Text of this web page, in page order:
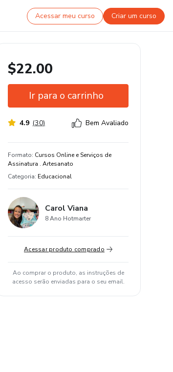
Acessar meu curso Criar um curso
$22.00
Ir para o carrinho
4.9 (30) Bem Avaliado
Certificado de conclusão
Estude do seu jeito e em qualquer
dispositivo
+1300 estudantes
98% de avaliações positivas
Formato: Cursos Online e Serviços de
Assinatura . Artesanato
Categoria: Educacional
Carol Viana
8 Ano Hotmarter
Acessar produto comprado
Ao comprar o produto, as instruções de
acesso serão enviadas para o seu email.